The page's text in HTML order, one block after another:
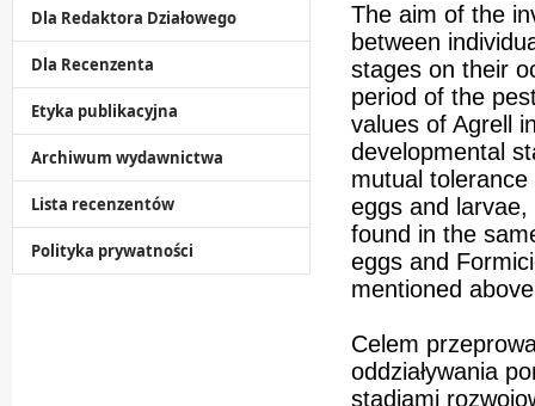
Dla Redaktora Działowego
Dla Recenzenta
Etyka publikacyjna
Archiwum wydawnictwa
Lista recenzentów
Polityka prywatności
The aim of the
between
stages on their
period of the
values of Agrell
developmental
mutual
eggs and
found in the
eggs and
mentioned
Celem
oddziaływania
stadiami